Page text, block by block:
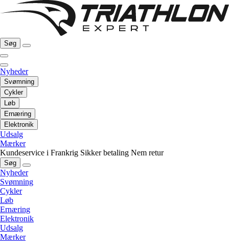
Søg
Nyheder
Svømning
Cykler
Løb
Ernæring
Elektronik
Udsalg
Mærker
Kundeservice i Frankrig Sikker betaling Nem retur
Søg
Nyheder
Svømning
Cykler
Løb
Ernæring
Elektronik
Udsalg
Mærker